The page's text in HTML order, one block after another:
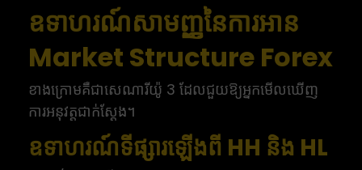
ឧទាហរណ៍សាមញ្ញនៃការអាន
Market Structure Forex
ខាងក្រោមគឺជាសេណារីយ៉ូ 3 ដែលជួយឱ្យអ្នកមើលឃើញ
ការអនុវត្តជាក់ស្តែង។
ឧទាហរណ៍ទីផ្សារឡើងពី HH និង HL